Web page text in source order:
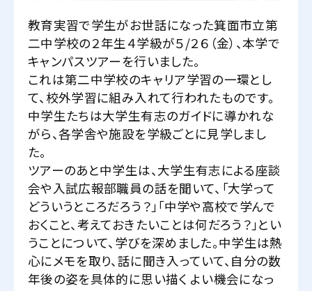
教育実習で学生がお世話になった箕面市立第
二中学校の２年生４学級が５/２６（金）、本学で
キャンパスツアーを行いました。
これは第二中学校のキャリア学習の一環とし
て、校外学習に組み入れて行われたものです。
中学生たちは大学生有志のガイドに導かれな
がら、各学舎や施設を学級ごとに見学しまし
た。
ツアーのあと中学生は、大学生有志による座談
会や入試広報部職員の話を聞いて、「大学って
どういうところだろう？」「中学や高校で学んで
おくこと、考えておきたいことは何だろう？」とい
うことについて、学びを深めました。中学生は熱
心にメモを取り、話に聞き入っていて、自分の数
年後の姿を具体的に思い描く よい機会になっ